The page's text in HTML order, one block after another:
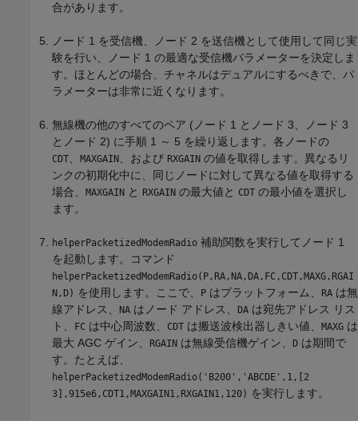
合があります。
ノード 1 を受信機、ノード 2 を送信機として使用して同じ実
験を行い、ノード 1 の最適な受信機パラメーターを決定しま
す。ほとんどの場合、チャネルはデュアルにするべきで、パ
ラメーターは非常に近くなります。
無線機の他のすべてのペア (ノード 1 とノード 3、ノード 3
とノード 2) に手順 1 ～ 5 を繰り返します。各ノードの
CDT MAXGAIN 、および RXGAIN の値を取得します。異なるリ
ンクの初期化中に、同じノードに対して異なる値を取得する
場合、
MAXGAIN と RXGAIN の最大値と CDT の最小値を選択し
ます。
helperPacketizedModemRadio 補助関数を実行してノード 1
を起動します。コマンド
helperPacketizedModemRadio(P,RA,NA,DA,FC,CDT,MAXG,RGAI
N,D) を使用します。ここで、 P はプラットフォーム、 RA は無
線アドレス、
NA はノード アドレス、 DA は宛先アドレス リス
ト、
FC は中心周波数、 CDT は搬送波検出器しきい値、 MAXG は
最大 AGC ゲイン、
RGAIN は無線受信機ゲイン、 D は期間で
す。たとえば、
helperPacketizedModemRadio('B200','ABCDE',1,[2
3],915e6,CDT1,MAXGAIN1,RXGAIN1,120) を実行します。